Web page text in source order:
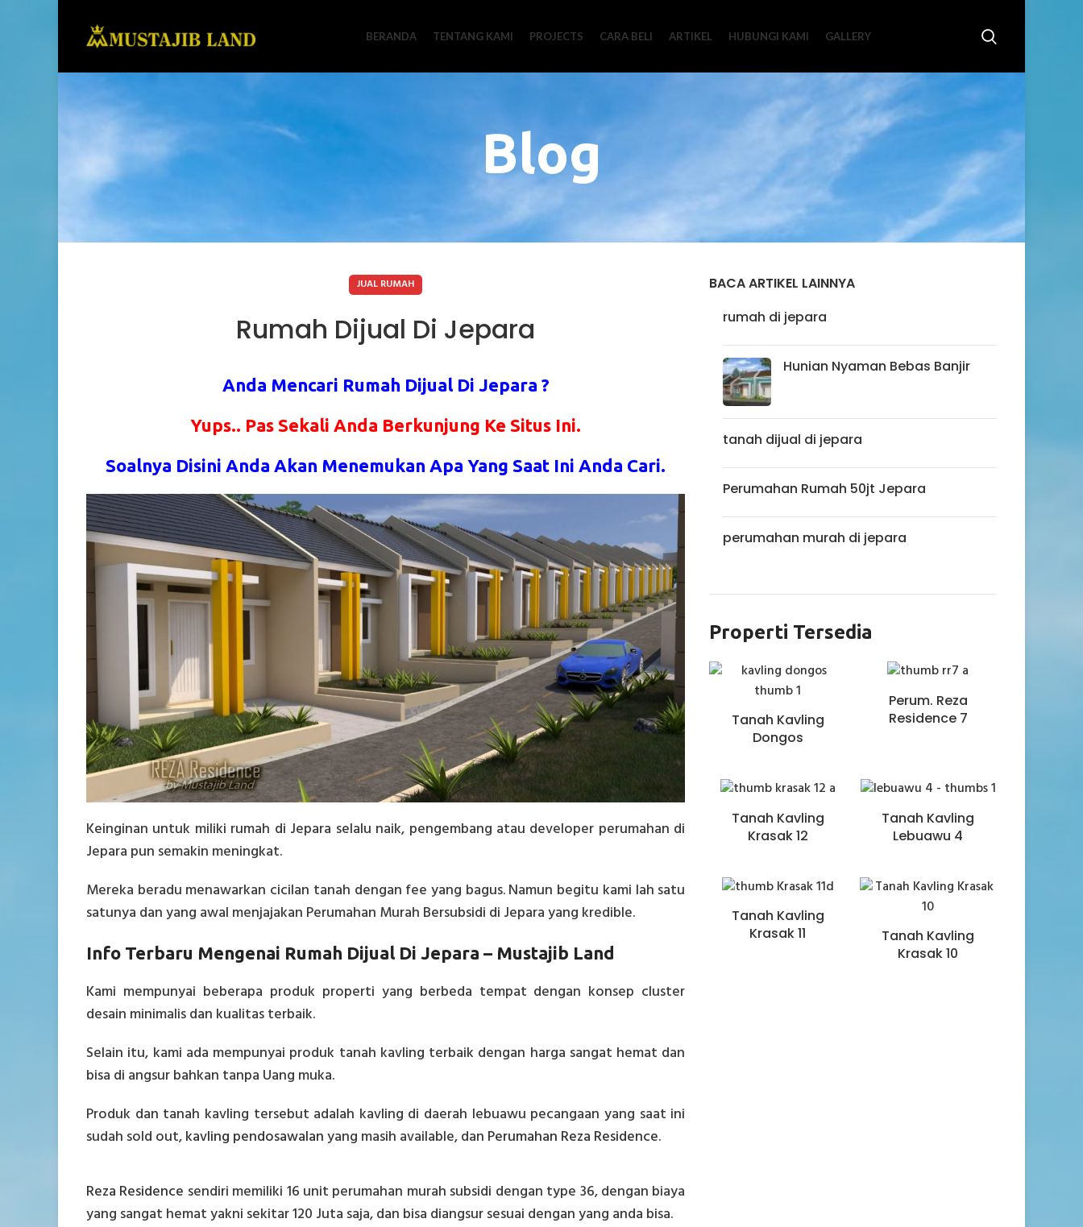
BERANDA TENTANG KAMI PROJECTS CARA BELI ARTIKEL HUBUNGI KAMI GALLERY
Blog
JUAL RUMAH
Rumah Dijual Di Jepara
Anda Mencari Rumah Dijual Di Jepara ?
Yups.. Pas Sekali Anda Berkunjung Ke Situs Ini.
Soalnya Disini Anda Akan Menemukan Apa Yang Saat Ini Anda Cari.
Keinginan untuk miliki rumah di Jepara selalu naik, pengembang atau developer perumahan di
Jepara pun semakin meningkat.
Mereka beradu menawarkan cicilan tanah dengan fee yang bagus. Namun begitu kami lah satu
satunya dan yang awal menjajakan Perumahan Murah Bersubsidi di Jepara yang kredible.
Info Terbaru Mengenai Rumah Dijual Di Jepara – Mustajib Land
Kami mempunyai beberapa produk properti yang berbeda tempat dengan konsep cluster
desain minimalis dan kualitas terbaik.
Selain itu, kami ada mempunyai produk tanah kavling terbaik dengan harga sangat hemat dan
bisa di angsur bahkan tanpa Uang muka.
Produk dan tanah kavling tersebut adalah kavling di daerah lebuawu pecangaan yang saat ini
sudah sold out,kavling pendosawalanyang masih available, dan Perumahan Reza Residence.
Reza Residence sendiri memiliki 16 unit perumahan murah subsidi dengan type 36, dengan biaya
yang sangat hemat yakni sekitar 120 Juta saja, dan bisa diangsur sesuai dengan yang anda bisa.
BACA ARTIKEL LAINNYA
rumah di jepara
Hunian Nyaman Bebas Banjir
tanah dijual di jepara
Perumahan Rumah 50jt Jepara
perumahan murah di jepara
Properti Tersedia
Tanah Kavling
Dongos
Perum. Reza
Residence 7
Tanah Kavling
Krasak 12
Tanah Kavling
Lebuawu 4
Tanah Kavling
Krasak 11
Tanah Kavling
Krasak 10